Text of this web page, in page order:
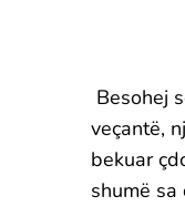
Besohej
veçantë,
bekuar
shumë